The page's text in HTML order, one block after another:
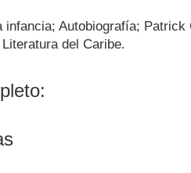
infancia; Autobiografía; Patrick
del Caribe.